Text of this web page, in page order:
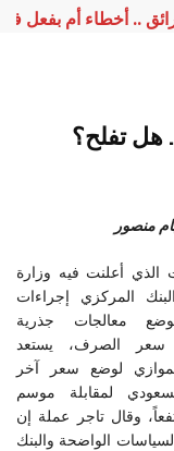
.. أخطاء أم بفعل
هل تفلح؟
منصور
الذي أعلنت فيه وزارة
المركزي إجراءات
معالجات جذرية
سعر الصرف، يستعد
لوضع سعر آخر
لمقابلة موسم
وقال تاجر عملة إن
الواضحة والبنك